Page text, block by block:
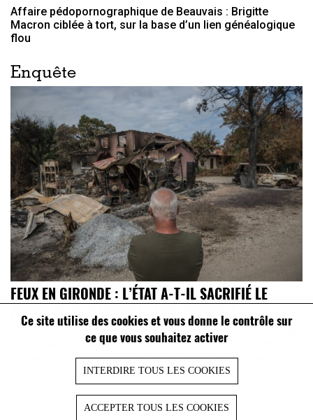
Ce site utilise des cookies et vous donne le contrôle sur
ce que vous souhaitez activer
INTERDIRE TOUS LES COOKIES
ACCEPTER TOUS LES COOKIES
Affaire pédopornographique de Beauvais : Brigitte
Macron ciblée à tort, sur la base d’un lien généalogique
flou
Enquête
FEUX EN GIRONDE : L’ÉTAT A-T-IL SACRIFIÉ LE
PORGE POUR SAUVER LE CAP-FERRET ?
Alors que des incendies frappent sévèrement la Gironde
depuis le 22 juillet, un nouveau front pourrait bientôt
s’ouvrir pour les autorités françaises. Des habitants du
Porge, village ravagé par les flammes, ont annoncé ...